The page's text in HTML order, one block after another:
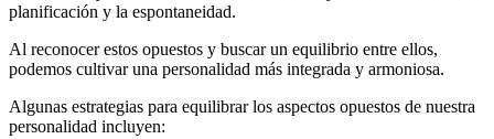
planificación y la espontaneidad.
Al reconocer estos opuestos y buscar un equilibrio entre ellos,
podemos cultivar una personalidad más integrada y armoniosa.
Algunas estrategias para equilibrar los aspectos opuestos de nuestra
personalidad incluyen: